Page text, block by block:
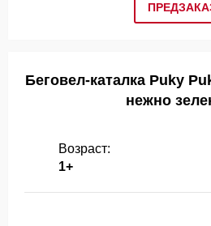
Беговел-каталка Puky
нежно
Возраст:
1+